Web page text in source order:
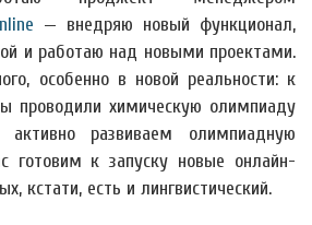
— внедряю новый функционал,
и работаю над новыми проектами.
особенно в новой реальности: к
проводили химическую олимпиаду
развиваем олимпиадную
готовим к запуску новые онлайн-
кстати, есть и лингвистический.